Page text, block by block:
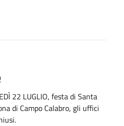
22 LUGLIO, festa di Santa
di Campo Calabro, gli uffici